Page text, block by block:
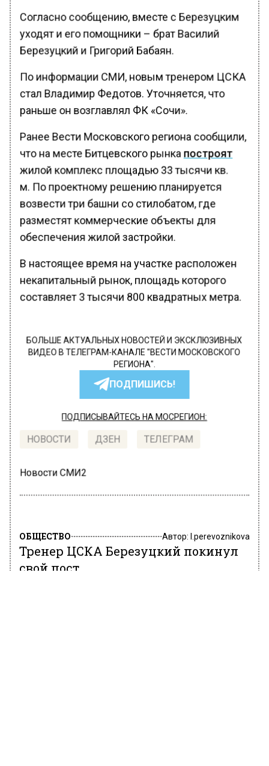
Согласно сообщению, вместе с Березуцким
уходят и его помощники – брат Василий
Березуцкий и Григорий Бабаян.
По информации СМИ, новым тренером ЦСКА
стал Владимир Федотов. Уточняется, что
раньше он возглавлял ФК «Сочи».
Ранее Вести Московского региона сообщили,
что на месте Битцевского рынка построят
жилой комплекс площадью 33 тысячи кв.
м. По проектному решению планируется
возвести три башни со стилобатом, где
разместят коммерческие объекты для
обеспечения жилой застройки.
В настоящее время на участке расположен
некапитальный рынок, площадь которого
составляет 3 тысячи 800 квадратных метра.
БОЛЬШЕ АКТУАЛЬНЫХ НОВОСТЕЙ И ЭКСКЛЮЗИВНЫХ
ВИДЕО В ТЕЛЕГРАМ-КАНАЛЕ "ВЕСТИ МОСКОВСКОГО
РЕГИОНА".
ПОДПИШИСЬ!
ПОДПИСЫВАЙТЕСЬ НА МОСРЕГИОН:
НОВОСТИ ДЗЕН ТЕЛЕГРАМ
Новости СМИ2
ОБЩЕСТВО Автор: l.perevoznikova
Тренер ЦСКА Березуцкий покинул
свой пост